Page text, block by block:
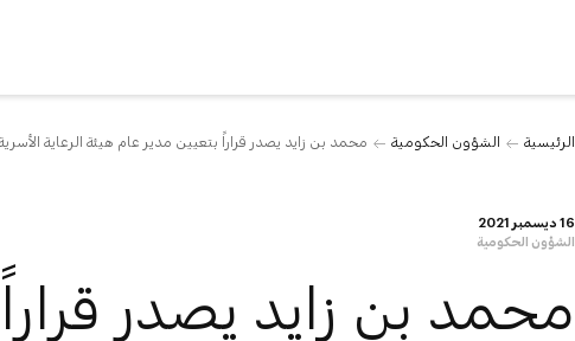
الرئيسية الشؤون الحكومية محمد بن زايد يصدر قراراً بتعيين مدير عام هيئة الرعاية
16 ديسمبر 2021
الشؤون الحكومية
محمد بن زايد يصدر